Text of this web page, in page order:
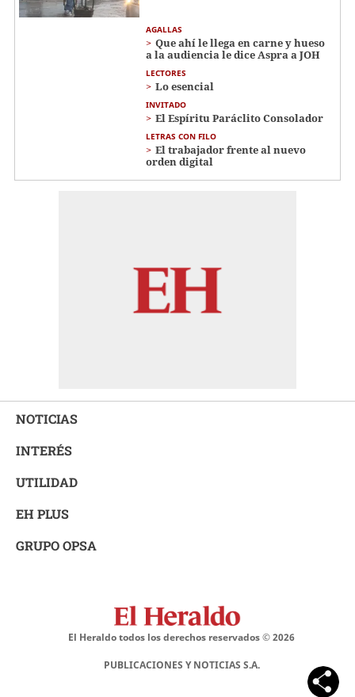
AGALLAS
Que ahí le llega en carne y hueso
a la audiencia le dice Aspra a JOH
LECTORES
Lo esencial
INVITADO
El Espíritu Paráclito Consolador
LETRAS CON FILO
El trabajador frente al nuevo
orden digital
NOTICIAS
INTERÉS
UTILIDAD
EH PLUS
GRUPO OPSA
El Heraldo todos los derechos reservados ©2026
PUBLICACIONES Y NOTICIAS S.A.